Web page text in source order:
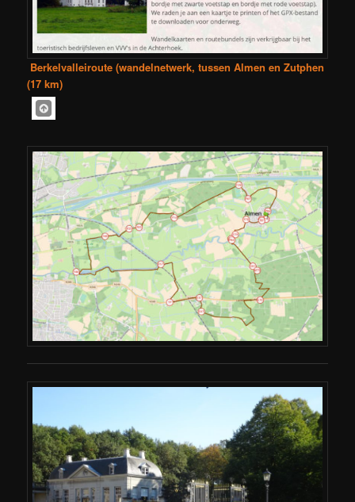
Berkelvalleiroute (wandelnetwerk, tussen Almen en Zutphen
(17 km)